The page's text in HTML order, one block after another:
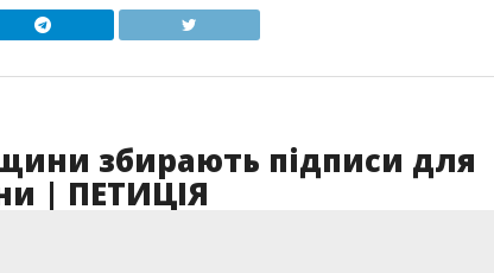
збирають підписи для
| ПЕТИЦІЯ